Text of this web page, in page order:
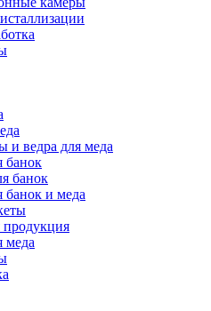
и ведра для меда
банок
банок
банок и меда
меда